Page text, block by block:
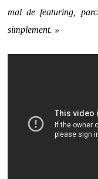
mal de featuring,
simplement. »